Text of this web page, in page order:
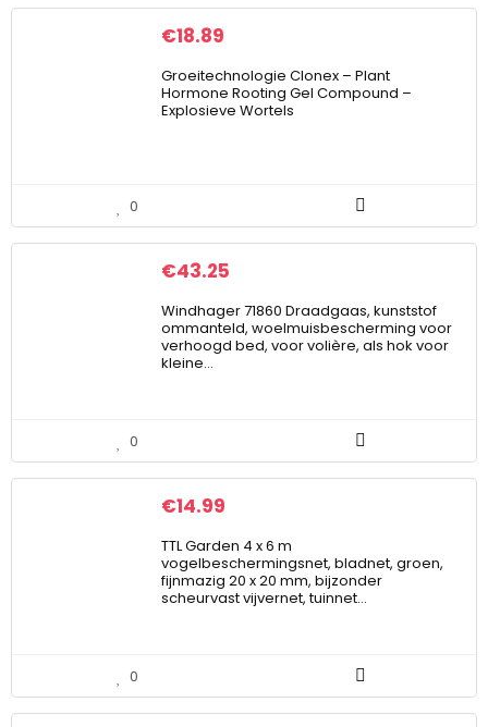
€18.89
Groeitechnologie Clonex – Plant
Hormone Rooting Gel Compound –
Explosieve Wortels
0
€43.25
Windhager 71860 Draadgaas, kunststof
ommanteld, woelmuisbescherming voor
verhoogd bed, voor volière, als hok voor
kleine…
0
€14.99
TTL Garden 4 x 6 m
vogelbeschermingsnet, bladnet, groen,
fijnmazig 20 x 20 mm, bijzonder
scheurvast vijvernet, tuinnet…
0